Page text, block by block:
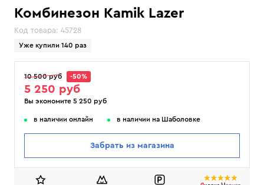
Комбинезон Kamik Lazer
Код товара: 45728
Уже купили 140 раз
10 500 руб -50%
5 250 руб
Вы экономите 5 250 руб
в наличии онлайн в наличии на Шаболовке
Забрать из магазина